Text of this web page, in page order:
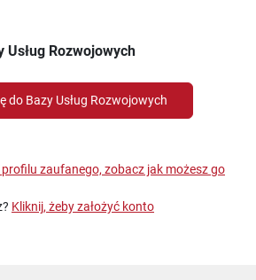
Usług Rozwojowych
do Bazy Usług Rozwojowych
zaufanego, zobacz jak możesz go
Kliknij, żeby założyć konto